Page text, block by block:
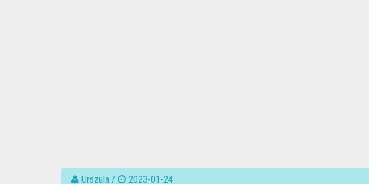
Urszula / 2023-01-24